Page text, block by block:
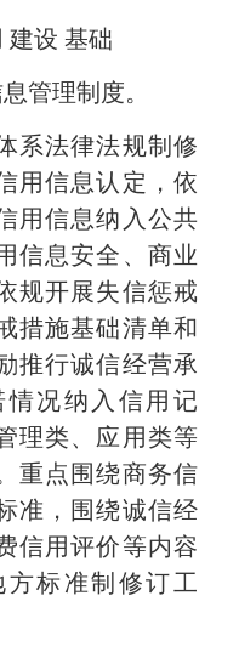
设 基础
管理制度。
法律法规制修
用信息认定，依
用信息纳入公共
信息安全、商业
规开展失信惩戒
措施基础清单和
推行诚信经营承
况纳入信用记
理类、应用类等
重点围绕商务信
准，围绕诚信经
信用评价等内容
标准制修订工